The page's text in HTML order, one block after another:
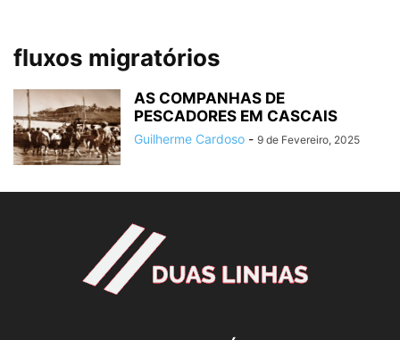
fluxos migratórios
AS COMPANHAS DE
PESCADORES EM CASCAIS
Guilherme Cardoso - 9 de Fevereiro, 2025